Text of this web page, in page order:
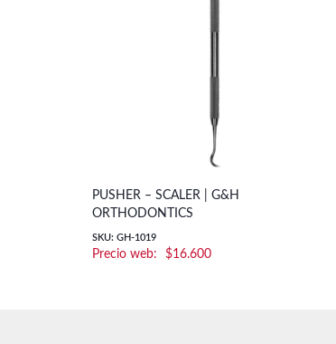
PUSHER – SCALER | G&H
ORTHODONTICS
SKU: GH-1019
$16.600